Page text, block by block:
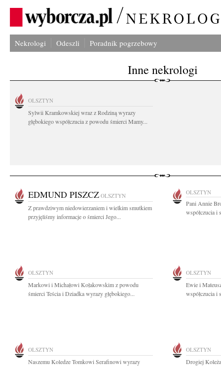
Nekrologi Odeszli Poradnik pogrzebowy
Inne nekrologi
OLSZTYN
Sylwii Kramkowskiej wraz z Rodziną wyrazy
głębokiego współczucia z powodu śmierci Mamy...
EDMUND PISZCZ OLSZTYN
Z prawdziwym niedowierzaniem i wielkim smutkiem
przyjęliśmy informacje o śmierci Jego...
OLSZTYN
Pani Annie
współczucia i
OLSZTYN
Markowi i Michałowi Kołakowskim z powodu
śmierci Teścia i Dziadka wyrazy głębokiego...
OLSZTYN
Ewie i
współczucia i
OLSZTYN
Naszemu Koledze Tomkowi Serafinowi wyrazy
OLSZTYN
Drogiej